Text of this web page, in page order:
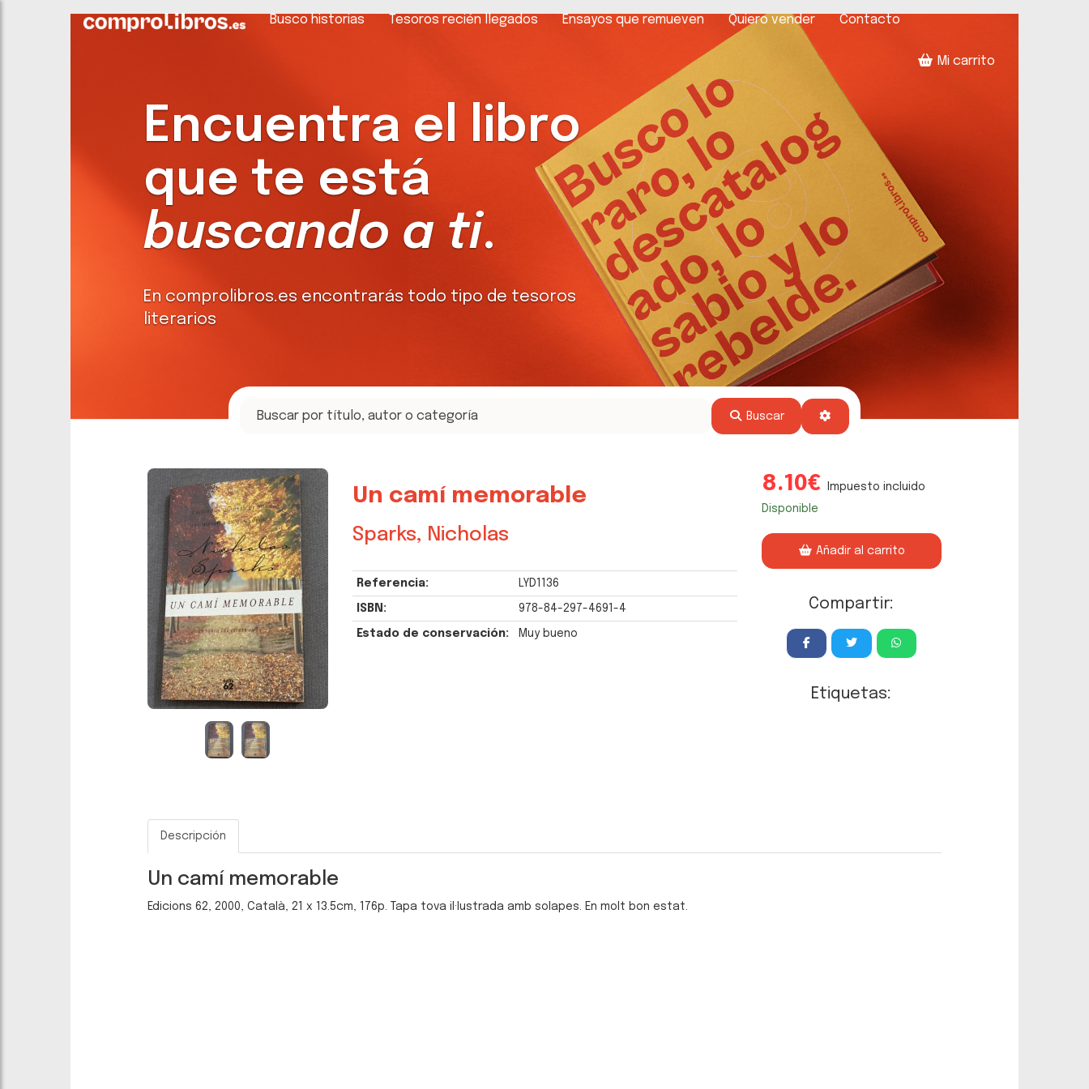
Busco historias Tesoros recién llegados Ensayos que remueven Quiero vender Contacto
Mi carrito
Encuentra el libro
que te está
buscando a ti.
En comprolibros.es encontrarás todo tipo de tesoros
literarios
Buscar
Un camí memorable
Sparks, Nicholas
Referencia: LYD1136
ISBN: 978-84-297-4691-4
Estado de conservación: Muy bueno
8.10€
Impuesto incluido
Disponible
Añadir al carrito
Compartir:
Etiquetas:
Descripción
Un camí memorable
Edicions 62, 2000, Català, 21 x 13.5cm, 176p. Tapa tova il·lustrada amb solapes. En molt bon estat.